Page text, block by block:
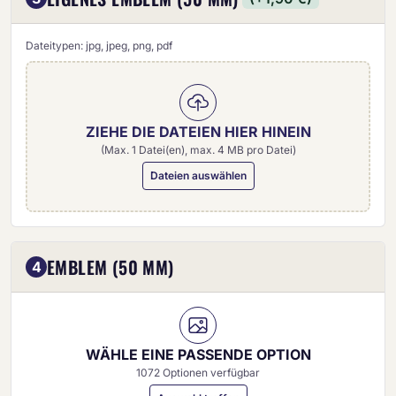
Dateitypen: jpg, jpeg, png, pdf
ZIEHE DIE DATEIEN HIER HINEIN
(Max. 1 Datei(en), max. 4 MB pro Datei)
Dateien auswählen
4 EMBLEM (50 MM)
WÄHLE EINE PASSENDE OPTION
1072 Optionen verfügbar